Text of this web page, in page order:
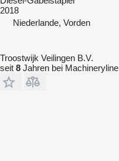
2018
Niederlande, Vorden
Troostwijk Veilingen B.V.
seit 8 Jahren bei Machineryline